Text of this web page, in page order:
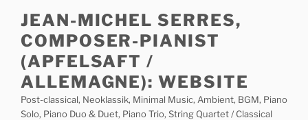
content
JEAN-MICHEL SERRES,
COMPOSER-PIANIST
(APFELSAFT /
ALLEMAGNE): WEBSITE
Post-classical, Neoklassik, Minimal Music, Ambient, BGM, Piano
Solo, Piano Duo & Duet, Piano Trio, String Quartet / Classical